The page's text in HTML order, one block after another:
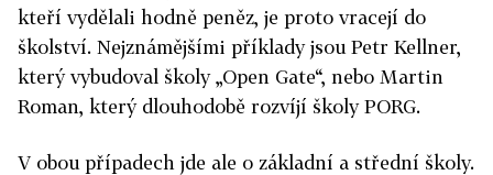
kteří vydělali hodně peněz, je proto vracejí do
školství. Nejznámějšími příklady jsou Petr Kellner,
který vybudoval školy „Open Gate“, nebo Martin
Roman, který dlouhodobě rozvíjí školy PORG.
V obou případech jde ale o základní a střední školy.